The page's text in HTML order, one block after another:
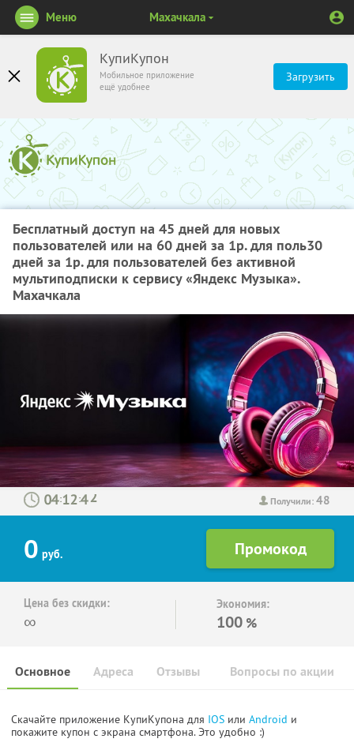
КупиКупон
Мобильное приложение
ещё удобнее
Загрузить
Меню Махачкала
Бесплатный доступ на 45 дней для новых
пользователей или на 60 дней за 1р. для поль30
дней за 1р. для пользователей без активной
мультиподписки к сервису «Яндекс Музыка».
Махачкала
Получили:48
: :
0 руб.
Цена без скидки:
∞
Экономия:
100 %
Основное Отзывы Вопросы по акции
Адреса
Скачайте приложение КупиКупона для IOS или Android и
покажите купон с экрана смартфона. Это удобно :)